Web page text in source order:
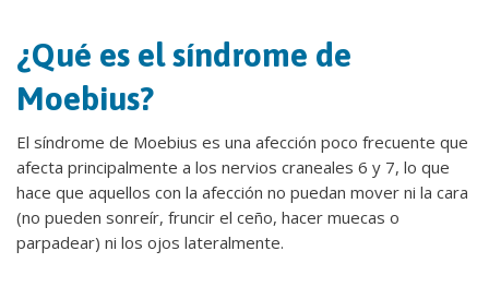
¿Qué es el síndrome de
Moebius?
El síndrome de Moebius es una afección poco frecuente que
afecta principalmente a los nervios craneales 6 y 7, lo que
hace que aquellos con la afección no puedan mover ni la cara
(no pueden sonreír, fruncir el ceño, hacer muecas o
parpadear) ni los ojos lateralmente.